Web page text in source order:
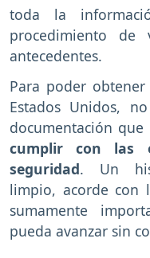
toda la
procedimiento de
antecedentes.
Para poder
Estados Unidos,
documentación
cumplir con las
seguridad. Un
limpio, acorde con
sumamente
pueda avanzar sin